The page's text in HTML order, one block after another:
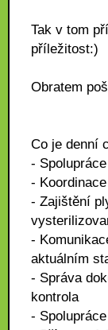
Tak v tom
příležitost:)
Obratem
Co je denní
-
-
- Zajištění
-
aktuálním
- Správa
kontrola
-